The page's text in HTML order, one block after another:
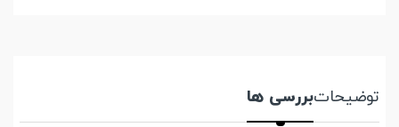
توضیحاتبررسی ها